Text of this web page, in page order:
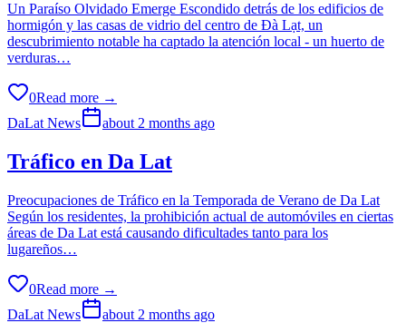
Un Paraíso Olvidado Emerge Escondido detrás de los edificios de
hormigón y las casas de vidrio del centro de Đà Lạt, un
descubrimiento notable ha captado la atención local - un huerto de
verduras…
0Read more →
DaLat News
about 2 months ago
Tráfico en Da Lat
Preocupaciones de Tráfico en la Temporada de Verano de Da Lat
Según los residentes, la prohibición actual de automóviles en ciertas
áreas de Da Lat está causando dificultades tanto para los
lugareños…
0Read more →
DaLat News
about 2 months ago